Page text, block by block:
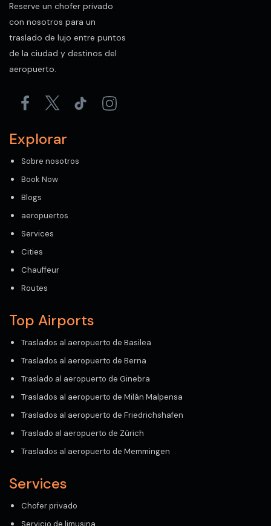
Reserve un chofer privado
con nosotros para un
traslado de lujo entre puntos
de la ciudad y destinos del
aeropuerto.
Explorar
Sobre nosotros
Book Now
Blogs
aeropuertos
Services
Cities
Chauffeur
Routes
Top Airports
Traslados al aeropuerto de Basilea
Traslados al aeropuerto de Berna
Traslado al aeropuerto de Ginebra
Traslados al aeropuerto de Milán Malpensa
Traslados al aeropuerto de Friedrichshafen
Traslado al aeropuerto de Zúrich
Traslados al aeropuerto de Memmingen
Services
Chofer privado
Servicio de limusina